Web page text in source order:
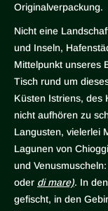
Originalverpackung.
Nicht eine
und Inseln,
Mittelpunkt unseres
Tisch rund um
Küsten Istriens, des
nicht aufhören zu
Langusten, vielerlei
Lagunen von
und Venusmuscheln:
oder di mare). In
gefischt, in den